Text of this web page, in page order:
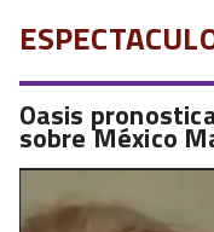
Oasis
sobre México